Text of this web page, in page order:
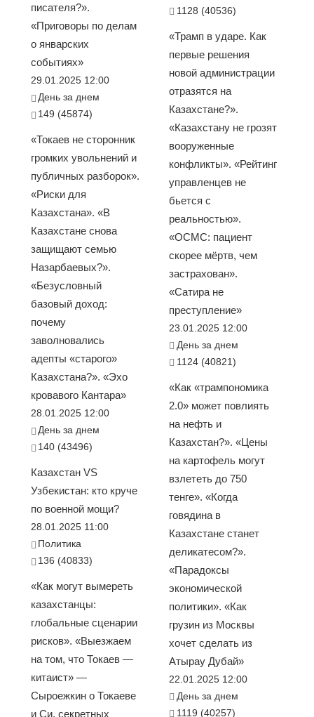
писателя?».
«Приговоры по делам
о январских
событиях»
29.01.2025 12:00
День за днем
149 (45874)
«Токаев не сторонник
громких увольнений и
публичных разборок».
«Риски для
Казахстана». «В
Казахстане снова
защищают семью
Назарбаевых?».
«Безусловный
базовый доход:
почему
заволновались
адепты «старого»
Казахстана?». «Эхо
кровавого Кантара»
28.01.2025 12:00
День за днем
140 (43496)
Казахстан VS
Узбекистан: кто круче
по военной мощи?
28.01.2025 11:00
Политика
136 (40833)
«Как могут вымереть
казахстанцы:
глобальные сценарии
рисков». «Выезжаем
на том, что Токаев —
китаист» —
Сыроежкин о Токаеве
и Си, секретных
1128 (40536)
«Трамп в ударе. Как
первые решения
новой администрации
отразятся на
Казахстане?».
«Казахстану не грозят
вооруженные
конфликты». «Рейтинг
управленцев не
бьется с
реальностью».
«ОСМС: пациент
скорее мёртв, чем
застрахован».
«Сатира не
преступление»
23.01.2025 12:00
День за днем
1124 (40821)
«Как «трампономика
2.0» может повлиять
на нефть и
Казахстан?». «Цены
на картофель могут
взлететь до 750
тенге». «Когда
говядина в
Казахстане станет
деликатесом?».
«Парадоксы
экономической
политики». «Как
грузин из Москвы
хочет сделать из
Атырау Дубай»
22.01.2025 12:00
День за днем
1119 (40257)